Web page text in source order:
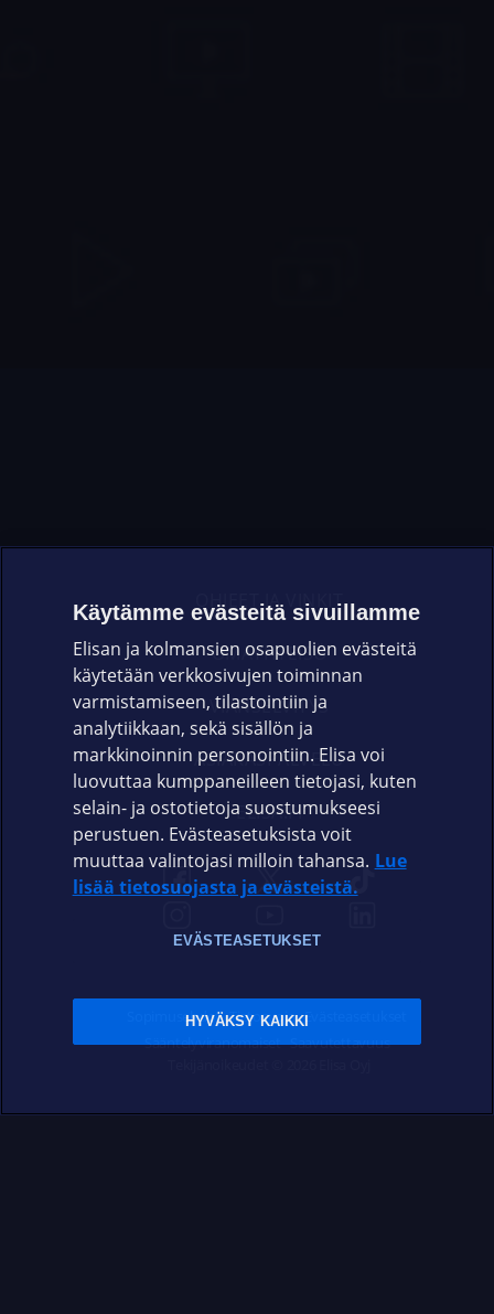
OHJEET JA VINKIT
OMAYHTEISÖ
VIANSELVITYS
ASIAKASPALVELU
ELISA.FI
Sopimusehdot Tietosuoja Evästeasetukset
Sääntelyviranomaiset Saavutettavuus
Käytämme evästeitä sivuillamme
Elisan ja kolmansien osapuolien evästeitä
käytetään verkkosivujen toiminnan
varmistamiseen, tilastointiin ja
analytiikkaan, sekä sisällön ja
markkinoinnin personointiin. Elisa voi
luovuttaa kumppaneilleen tietojasi, kuten
selain- ja ostotietoja suostumukseesi
perustuen. Evästeasetuksista voit
muuttaa valintojasi milloin tahansa. Lue
lisää tietosuojasta ja evästeistä.
EVÄSTEASETUKSET
HYVÄKSY KAIKKI